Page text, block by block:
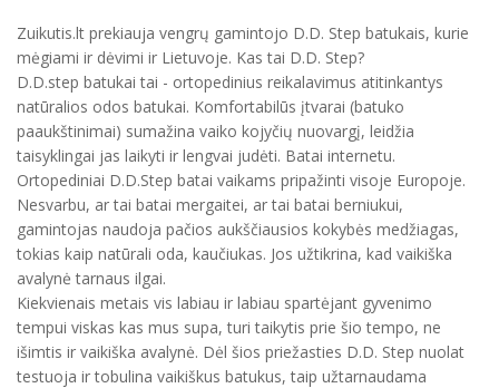
Zuikutis.lt prekiauja vengrų gamintojo D.D. Step batukais, kurie
mėgiami ir dėvimi ir Lietuvoje. Kas tai D.D. Step?
D.D.step batukai tai - ortopedinius reikalavimus atitinkantys
natūralios odos batukai. Komfortabilūs įtvarai (batuko
paaukštinimai) sumažina vaiko kojyčių nuovargį, leidžia
taisyklingai jas laikyti ir lengvai judėti. Batai internetu.
Ortopediniai D.D.Step batai vaikams pripažinti visoje Europoje.
Nesvarbu, ar tai batai mergaitei, ar tai batai berniukui,
gamintojas naudoja pačios aukščiausios kokybės medžiagas,
tokias kaip natūrali oda, kaučiukas. Jos užtikrina, kad vaikiška
avalynė tarnaus ilgai.
Kiekvienais metais vis labiau ir labiau spartėjant gyvenimo
tempui viskas kas mus supa, turi taikytis prie šio tempo, ne
išimtis ir vaikiška avalynė. Dėl šios priežasties D.D. Step nuolat
testuoja ir tobulina vaikiškus batukus, taip užtarnaudama